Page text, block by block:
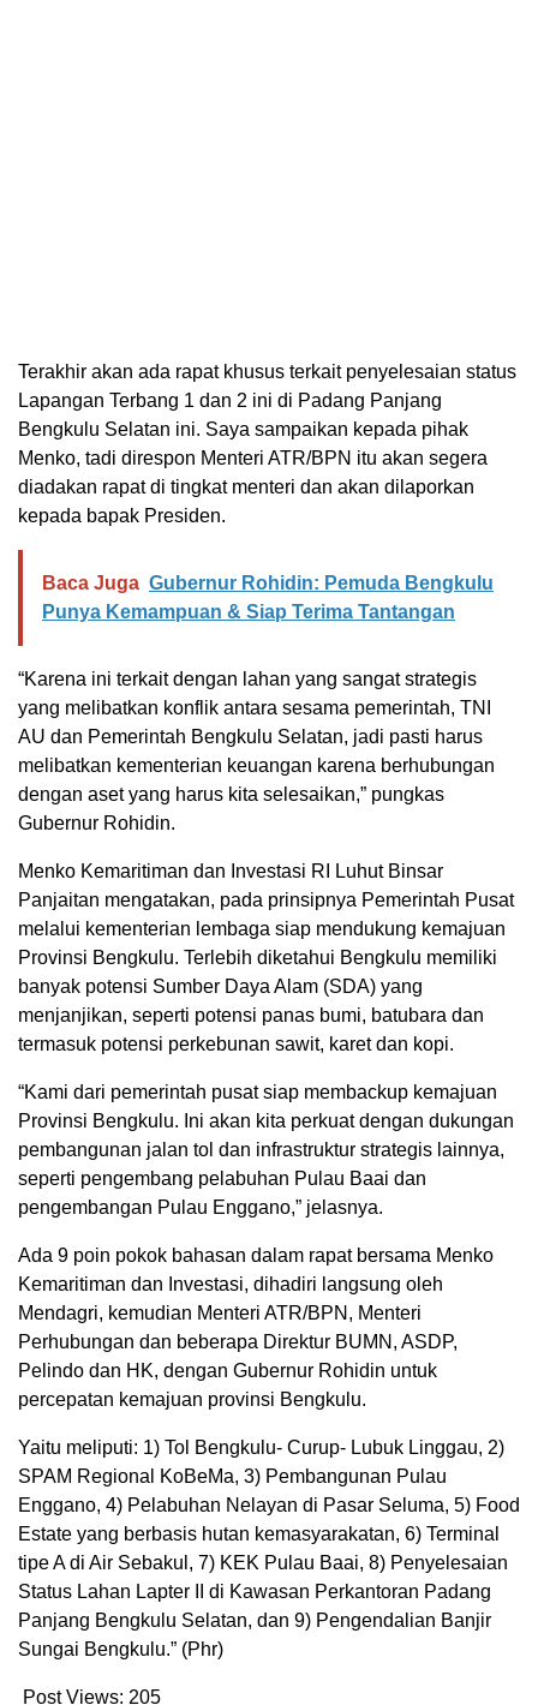
Terakhir akan ada rapat khusus terkait penyelesaian status
Lapangan Terbang 1 dan 2 ini di Padang Panjang
Bengkulu Selatan ini. Saya sampaikan kepada pihak
Menko, tadi direspon Menteri ATR/BPN itu akan segera
diadakan rapat di tingkat menteri dan akan dilaporkan
kepada bapak Presiden.
Baca Juga Gubernur Rohidin: Pemuda Bengkulu
Punya Kemampuan & Siap Terima Tantangan
“Karena ini terkait dengan lahan yang sangat strategis
yang melibatkan konflik antara sesama pemerintah, TNI
AU dan Pemerintah Bengkulu Selatan, jadi pasti harus
melibatkan kementerian keuangan karena berhubungan
dengan aset yang harus kita selesaikan,” pungkas
Gubernur Rohidin.
Menko Kemaritiman dan Investasi RI Luhut Binsar
Panjaitan mengatakan, pada prinsipnya Pemerintah Pusat
melalui kementerian lembaga siap mendukung kemajuan
Provinsi Bengkulu. Terlebih diketahui Bengkulu memiliki
banyak potensi Sumber Daya Alam (SDA) yang
menjanjikan, seperti potensi panas bumi, batubara dan
termasuk potensi perkebunan sawit, karet dan kopi.
“Kami dari pemerintah pusat siap membackup kemajuan
Provinsi Bengkulu. Ini akan kita perkuat dengan dukungan
pembangunan jalan tol dan infrastruktur strategis lainnya,
seperti pengembang pelabuhan Pulau Baai dan
pengembangan Pulau Enggano,” jelasnya.
Ada 9 poin pokok bahasan dalam rapat bersama Menko
Kemaritiman dan Investasi, dihadiri langsung oleh
Mendagri, kemudian Menteri ATR/BPN, Menteri
Perhubungan dan beberapa Direktur BUMN, ASDP,
Pelindo dan HK, dengan Gubernur Rohidin untuk
percepatan kemajuan provinsi Bengkulu.
Yaitu meliputi: 1) Tol Bengkulu- Curup- Lubuk Linggau, 2)
SPAM Regional KoBeMa, 3) Pembangunan Pulau
Enggano, 4) Pelabuhan Nelayan di Pasar Seluma, 5) Food
Estate yang berbasis hutan kemasyarakatan, 6) Terminal
tipe A di Air Sebakul, 7) KEK Pulau Baai, 8) Penyelesaian
Status Lahan Lapter II di Kawasan Perkantoran Padang
Panjang Bengkulu Selatan, dan 9) Pengendalian Banjir
Sungai Bengkulu.” (Phr)
Post Views: 205